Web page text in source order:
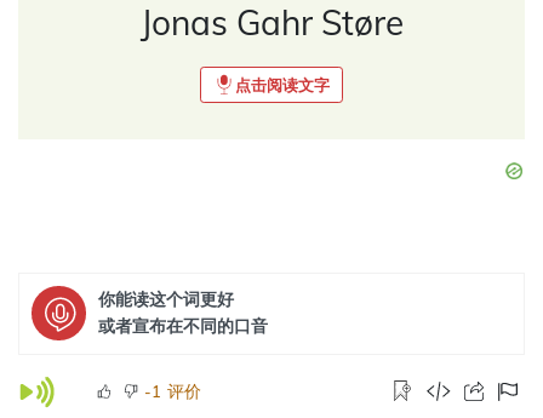
Jonas Gahr Støre
点击阅读文字
你能读这个词更好
或者宣布在不同的口音
-1 评价